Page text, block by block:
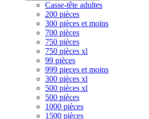
Casse-tête adultes
200 pièces
300 pièces et moins
700 pièces
750 pièces
750 pièces xl
99 pièces
999 pieces et moins
300 pièces xl
500 pièces xl
500 pièces
1000 pièces
1500 pièces